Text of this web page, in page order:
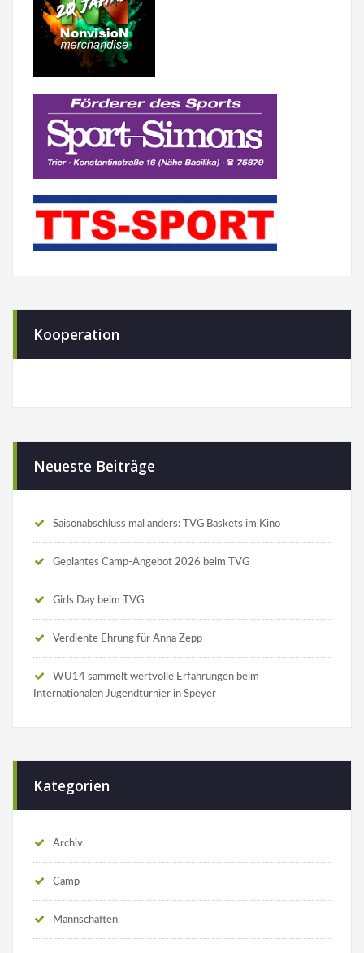
Kooperation
Neueste Beiträge
Saisonabschluss mal anders: TVG Baskets im Kino
Geplantes Camp-Angebot 2026 beim TVG
Girls Day beim TVG
Verdiente Ehrung für Anna Zepp
WU14 sammelt wertvolle Erfahrungen beim
Internationalen Jugendturnier in Speyer
Kategorien
Archiv
Camp
Mannschaften